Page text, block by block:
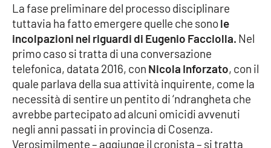
Good Morning Vietnam
Parchi Marini Calabria
Leggendo Alvaro insieme
Imprese Di Calabria
Le perfidie di Antonella Grippo
La fase preliminare del processo disciplinare
tuttavia ha fatto emergere quelle che sonole
incolpazioni nei riguardi di Eugenio Facciolla. Nel
primo caso si tratta di una conversazione
telefonica, datata 2016, con Nicola Inforzato, con il
quale parlava della sua attività inquirente, come la
necessità di sentire un pentito di ‘ndrangheta che
avrebbe partecipato ad alcuni omicidi avvenuti
negli anni passati in provincia di Cosenza.
Verosimilmente – aggiunge il cronista – si tratta